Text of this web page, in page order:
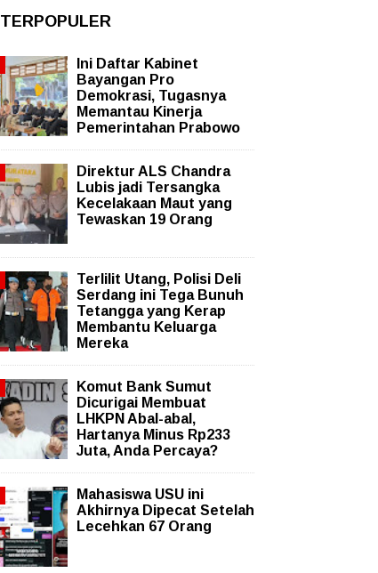
TERPOPULER
Ini Daftar Kabinet
Bayangan Pro
Demokrasi, Tugasnya
Memantau Kinerja
Pemerintahan Prabowo
Direktur ALS Chandra
Lubis jadi Tersangka
Kecelakaan Maut yang
Tewaskan 19 Orang
Terlilit Utang, Polisi Deli
Serdang ini Tega Bunuh
Tetangga yang Kerap
Membantu Keluarga
Mereka
Komut Bank Sumut
Dicurigai Membuat
LHKPN Abal-abal,
Hartanya Minus Rp233
Juta, Anda Percaya?
Mahasiswa USU ini
Akhirnya Dipecat Setelah
Lecehkan 67 Orang